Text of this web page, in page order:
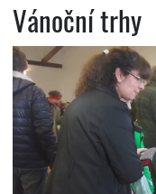
Vánoční trhy